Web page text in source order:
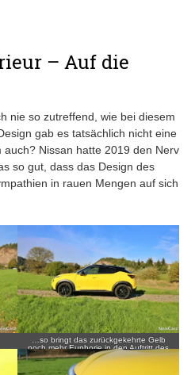
– Auf die
nie so zutreffend, wie bei diesem
gab es tatsächlich nicht eine
auch? Nissan hatte 2019 den Nerv
so gut, dass das Design des
in rauen Mengen auf sich
…so bringt das zurückgekehrte Gelb
noch mehr Euphorie in den Auftritt des
Juke.